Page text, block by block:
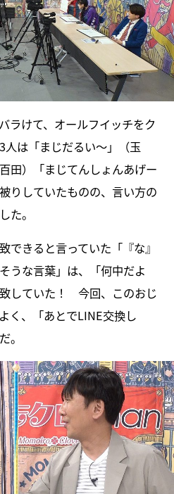
ラけて、オールフイッチをク
は「まじだるい〜」（玉
田）「まじてんしょんあげー
りしていたものの、言い方の
た。
できると言っていた「『な』
うな言葉」は、「何中だよ
致していた！ 今回、このおじ
く、「あとでLINE交換し
。